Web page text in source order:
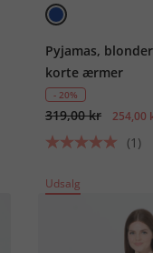
Pyjamas,
korte ærmer
- 20%
319,00 kr 254,00
(1)
Udsalg